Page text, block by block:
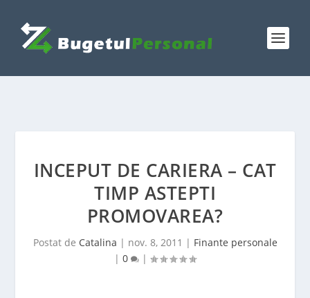
INCEPUT DE CARIERA – CAT
TIMP ASTEPTI
PROMOVAREA?
Postat de Catalina | nov. 8, 2011 | Finante personale
| 0 |